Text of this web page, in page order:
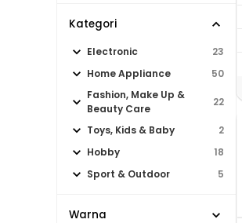
Kategori
Electronic
23
Home Appliance
50
Fashion, Make Up &
Beauty Care
22
Toys, Kids & Baby
2
Hobby
18
Sport & Outdoor
5
Warna